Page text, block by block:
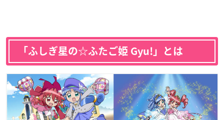
「ふしぎ星の☆ふたご姫 Gyu! 」とは